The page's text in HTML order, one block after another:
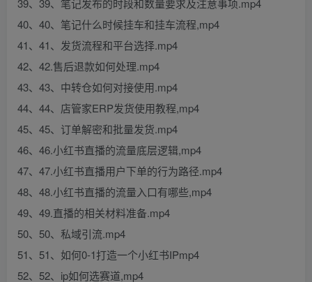
39、39、笔记发布的时段和数量要求及注意事项.mp4
40、40、笔记什么时候挂车和挂车流程,mp4
41、41、发货流程和平台选择.mp4
42、42.售后退款如何处理.mp4
43、43、中转仓如何对接使用.mp4
44、44、店管家ERP发货使用教程,mp4
45、45、订单解密和批量发货.mp4
46、46.小红书直播的流量底层逻辑,mp4
47、47.小红书直播用户下单的行为路径.mp4
48、48.小红书直播的流量入口有哪些,mp4
49、49.直播的相关材料准备.mp4
50、50、私域引流.mp4
51、51、如何0-1打造一个小红书IPmp4
52、52、ip如何选赛道,mp4